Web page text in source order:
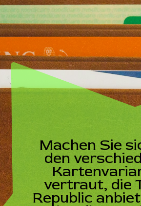
Machen Sie
den
vertraut, die
Republic